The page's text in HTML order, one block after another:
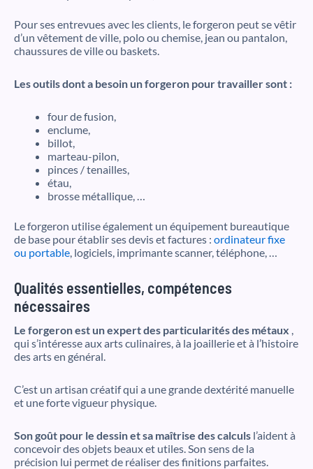
Pour ses entrevues avec les clients, le forgeron peut se vêtir
d’un vêtement de ville, polo ou chemise, jean ou pantalon,
chaussures de ville ou baskets.
Les outils dont a besoin un forgeron pour travailler sont :
four de fusion,
enclume,
billot,
marteau-pilon,
pinces / tenailles,
étau,
brosse métallique, …
Le forgeron utilise également un équipement bureautique
de base pour établir ses devis et factures : ordinateur fixe
ou portable , logiciels, imprimante scanner, téléphone, …
Qualités essentielles, compétences
nécessaires
Le forgeron est un expert des particularités des métaux ,
qui s’intéresse aux arts culinaires, à la joaillerie et à l’histoire
des arts en général.
C’est un artisan créatif qui a une grande dextérité manuelle
et une forte vigueur physique.
Son goût pour le dessin et sa maîtrise des calculs l’aident à
concevoir des objets beaux et utiles. Son sens de la
précision lui permet de réaliser des finitions parfaites.